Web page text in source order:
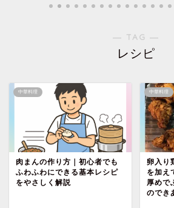
― TAG ―
レシピ
中華料理
肉まんの作り方｜初心者でも
ふわふわにできる基本レシピ
をやさしく解説
中華料理
卵入り
を加え
厚めで
のでき